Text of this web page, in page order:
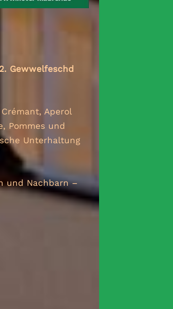
Gewwelfeschd
Crémant, Aperol
Pommes und
Unterhaltung
und Nachbarn –